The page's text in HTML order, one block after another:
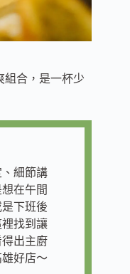
組合，是一杯少
細節講
在午間
下班後
找到讓
出主廚
好店～